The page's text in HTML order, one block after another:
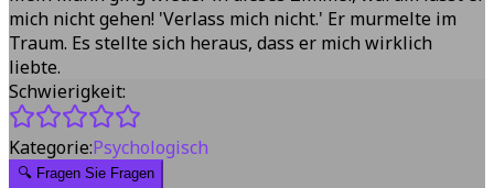
mich nicht gehen! 'Verlass mich nicht.' Er murmelte im
Traum. Es stellte sich heraus, dass er mich wirklich
liebte.
Schwierigkeit:
Kategorie:Psychologisch
🔍 Fragen Sie Fragen